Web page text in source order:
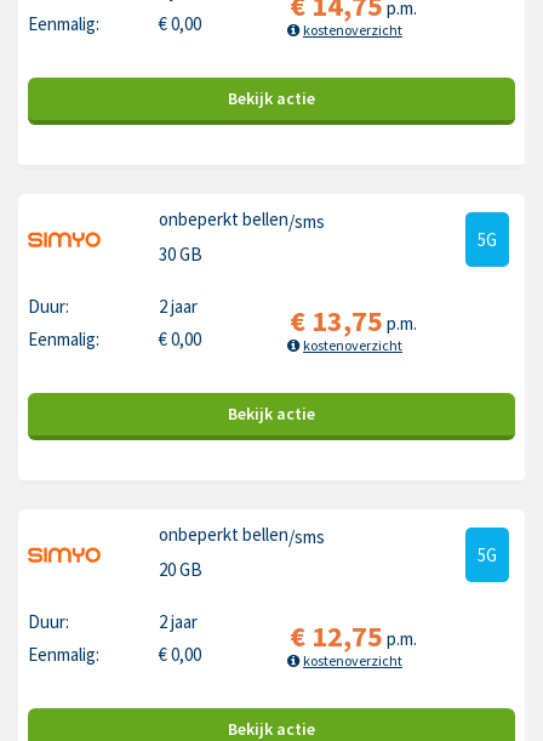
Eenmalig:
€0,00
p.m.
kostenoverzicht
Bekijk actie
onbeperkt bellen/sms
30 GB
5G
Duur:
2 jaar
Eenmalig:
€0,00 € 13,75 p.m.
kostenoverzicht
Bekijk actie
onbeperkt bellen/sms
20 GB
5G
Duur:
2 jaar
Eenmalig:
€0,00 € 12,75 p.m.
kostenoverzicht
Bekijk actie